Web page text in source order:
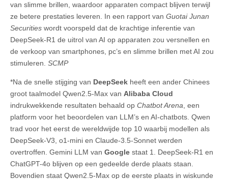
van slimme brillen, waardoor apparaten compact blijven terwijl
ze betere prestaties leveren. In een rapport van Guotai Junan
Securities wordt voorspeld dat de krachtige inferentie van
DeepSeek-R1 de uitrol van AI op apparaten zou versnellen en
de verkoop van smartphones, pc’s en slimme brillen met AI zou
stimuleren. SCMP
*Na de snelle stijging van DeepSeek heeft een ander Chinees
groot taalmodel Qwen2.5-Max van Alibaba Cloud
indrukwekkende resultaten behaald op Chatbot Arena, een
platform voor het beoordelen van LLM’s en AI-chatbots. Qwen
trad voor het eerst de wereldwijde top 10 waarbij modellen als
DeepSeek-V3, o1-mini en Claude-3.5-Sonnet werden
overtroffen. Gemini LLM van Google staat 1. DeepSeek-R1 en
ChatGPT-4o blijven op een gedeelde derde plaats staan.
Bovendien staat Qwen2.5-Max op de eerste plaats in wiskunde